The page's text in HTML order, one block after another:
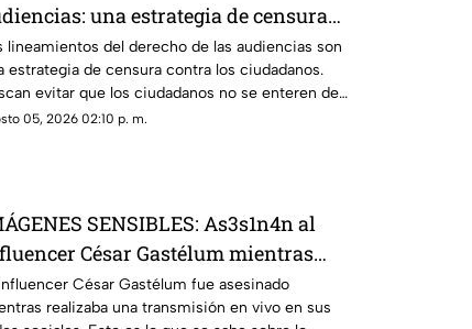
una estrategia de censura
la ciudadanía en México (VIDEO)
lineamientos del derecho de las audiencias son
estrategia de censura contra los ciudadanos.
evitar que los ciudadanos no se enteren de
sucede. Así están todos los gobernadores
05, 2026 02:10 p. m.
SENSIBLES: As3s1n4n al
César Gastélum mientras
una transmisión en vivo; esto
César Gastélum fue asesinado
realizaba una transmisión en vivo en sus